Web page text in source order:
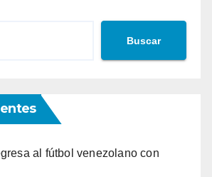
Buscar
al fútbol venezolano con